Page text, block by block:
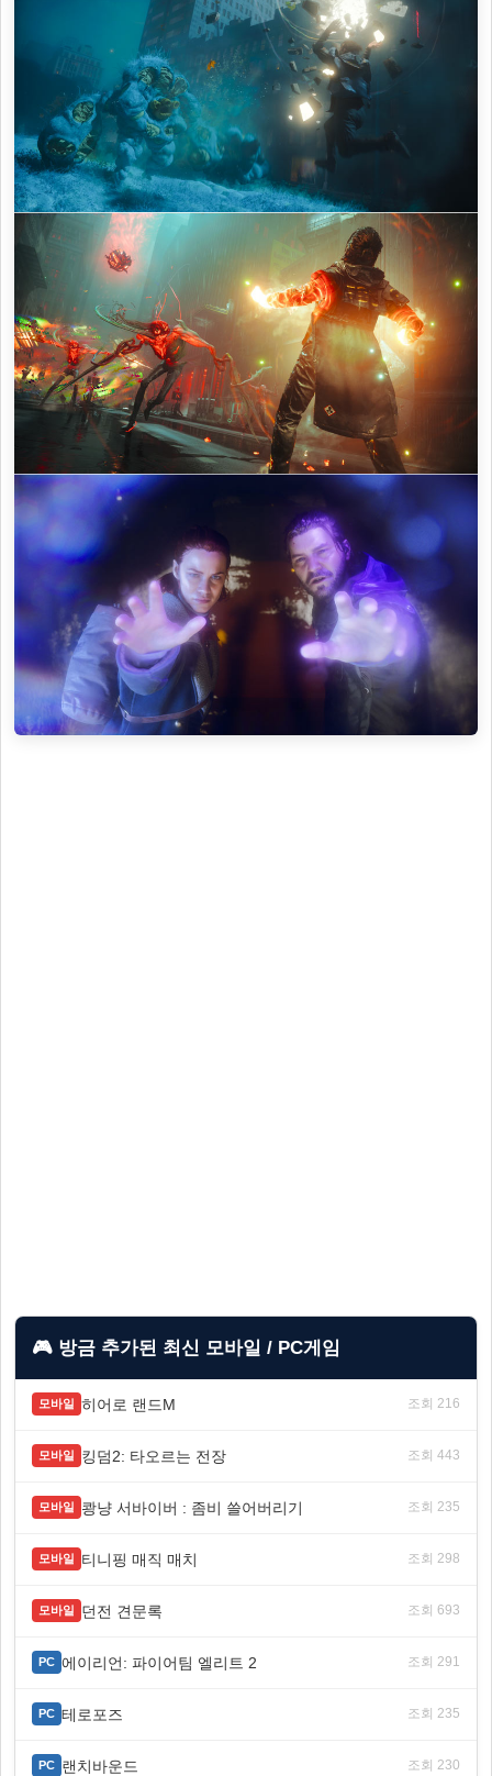
🎮 방금 추가된 최신 모바일 / PC게임
모바일 히어로 랜드M 조회 216
모바일 킹덤2: 타오르는 전장 조회 443
모바일 쾅냥 서바이버 : 좀비 쓸어버리기 조회 235
모바일 티니핑 매직 매치 조회 298
모바일 던전 견문록 조회 693
PC 에이리언: 파이어팀 엘리트 2 조회 291
PC 테로포즈 조회 235
PC 랜치바운드 조회 230